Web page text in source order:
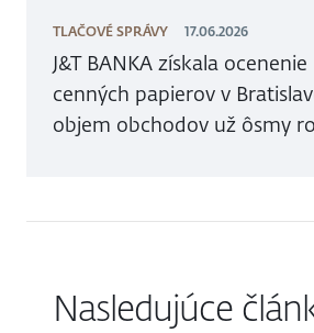
TLAČOVÉ SPRÁVY 17.06.2026
J&T BANKA získala
cenných papierov v
objem obchodov už ôsmy
Nasledujúce